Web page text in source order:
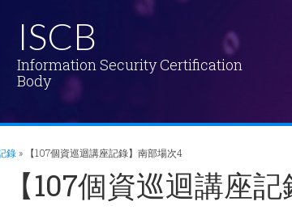
ISCB
Information Security Certification
Body
錄 » 【107個資巡迴講座記錄】南部場次4
【107個資巡迴講座